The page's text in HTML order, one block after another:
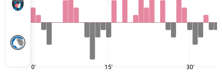
0' 15' 30'